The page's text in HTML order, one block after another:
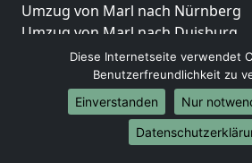
Umzug von Marl nach Nürnberg
Umzug von Marl nach Duisburg
Umzug von Marl nach Bochum
Umzug von Marl nach Wuppertal
Umzug von Marl nach Bielefeld
Umzug von Marl nach Bonn
Umzug von Marl nach Münster
Diese Internetseite verwendet
Benutzerfreundlichkeit zu
Einverstanden
Nur